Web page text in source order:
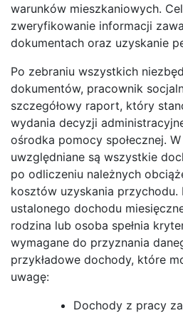
warunków mieszkaniowych.
zweryfikowanie informacji
dokumentach oraz uzyskanie
Po zebraniu wszystkich
dokumentów, pracownik
szczegółowy raport, który
wydania decyzji
ośrodka pomocy społecznej.
uwzględniane są wszystkie
po odliczeniu należnych
kosztów uzyskania przychodu.
ustalonego dochodu
rodzina lub osoba spełnia
wymagane do przyznania
przykładowe dochody, które
uwagę:
Dochody z pracy